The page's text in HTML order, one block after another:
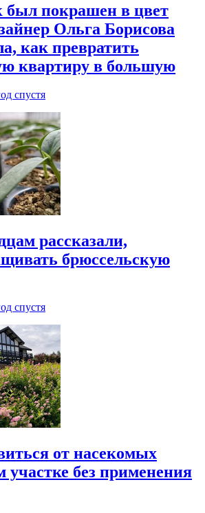
был покрашен в цвет
Ольга Борисова
как превратить
квартиру в большую
спустя
рассказали,
брюссельскую
спустя
от насекомых
участке без применения